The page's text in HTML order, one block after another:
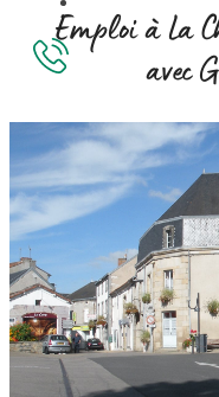
Accueil
À propos
Qui sommes-nous
Nos adhérents
Emploi à La
avec